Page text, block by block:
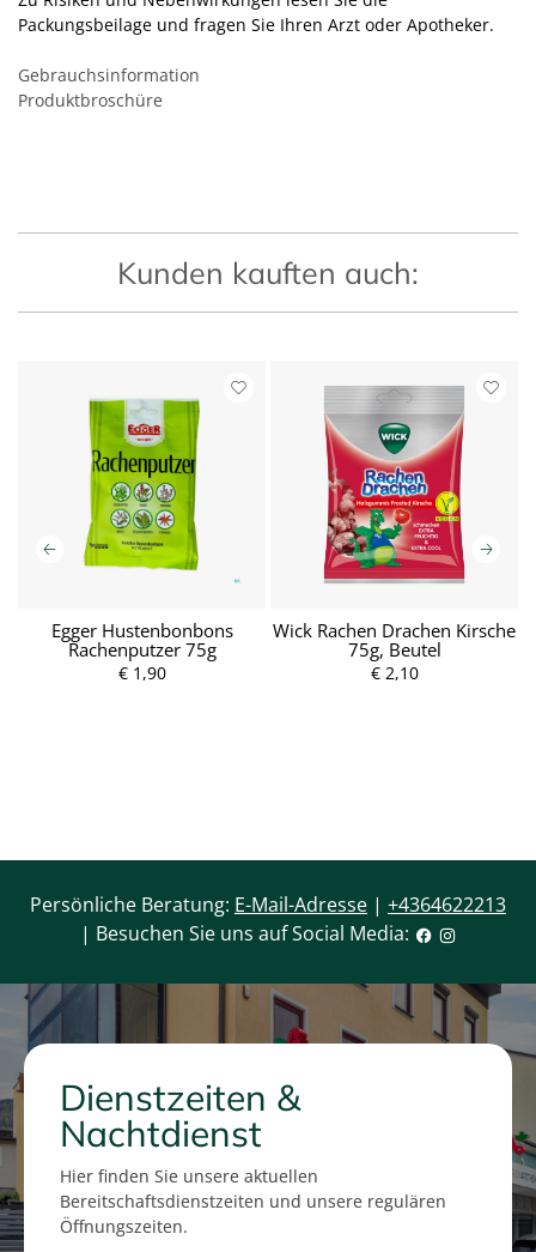
Packungsbeilage und fragen Sie Ihren Arzt oder Apotheker.
Gebrauchsinformation
Produktbroschüre
Kunden kauften auch:
Egger Hustenbonbons
Rachenputzer 75g
€ 1,90
Wick Rachen Drachen Kirsche
75g, Beutel
€ 2,10
Persönliche Beratung: E-Mail-Adresse | +4364622213
| Besuchen Sie uns auf Social Media:
Dienstzeiten &
Nachtdienst
Hier finden Sie unsere aktuellen
Bereitschaftsdienstzeiten und unsere regulären
Öffnungszeiten.